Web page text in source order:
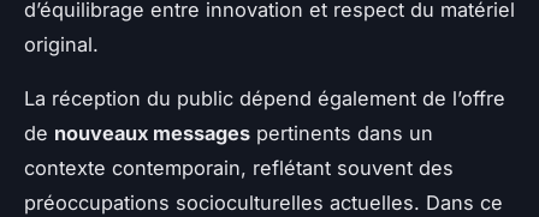
d’équilibrage entre innovation et respect du matériel
original.
La réception du public dépend également de l’offre
de nouveaux messages pertinents dans un
contexte contemporain, reflétant souvent des
préoccupations socioculturelles actuelles. Dans ce